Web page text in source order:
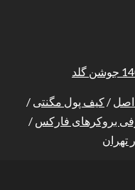
اصل / کیف پول مگنتی /
بروکرهای فارکس /
تهران